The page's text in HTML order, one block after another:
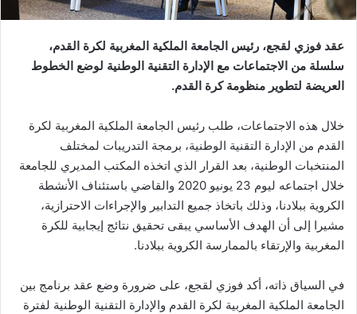
ر
ي
عقد فوزي لقجع، رئيس الجامعة الملكية المغربية لكرة القدم،
سلسلة من الاجتماعات مع الإدارة التقنية الوطنية لوضع الخطوط
العريضة لتطوير منظومة كرة القدم.
خلال هذه الاجتماعات، طلب رئيس الجامعة الملكية المغربية لكرة
القدم من الإدارة التقنية الوطنية، برمجة التدريبات لمختلف
المنتخبات الوطنية، بعد القرار الذي اتخذه المكتب المديري للجامعة
خلال اجتماعه ليوم 23 يونيو 2020 والقاضي باستئناف الأنشطة
الكروية ببلادنا، وذلك باتخاذ جميع التدابير والإجراءات الاحترازية،
مشيرا إلى أن الهدف الأساسي يبقى تحقيق نتائج إيجابية للكرة
المغربية والإرتقاء بالممارسة الكروية ببلادنا.
في السياق ذاته، أكد فوزي لقجع، على ضرورة وضع عقد برنامج بين
الجامعة الملكية المغربية لكرة القدم والإدارة التقنية الوطنية لفترة